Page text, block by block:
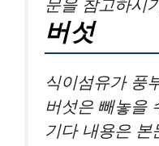
문을 참고하시
버섯
식이섬유가 풍
버섯은 빼놓을
기다 내용은 본